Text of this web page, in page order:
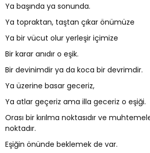
Ya başında ya sonunda.
Ya topraktan, taştan çıkar önümüze
Ya bir vücut olur yerleşir içimize
Bir karar anıdır o eşik.
Bir devinimdir ya da koca bir devrimdir.
Ya üzerine basar geceriz,
Ya atlar geçeriz ama illa geceriz o eşiği.
Orası bir kırılma noktasıdır ve
noktadır.
Eşiğin önünde beklemek de var.